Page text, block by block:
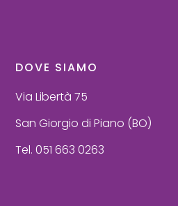
DOVE SIAMO
Via Libertà 75
San Giorgio di Piano (BO)
Tel. 051 663 0263